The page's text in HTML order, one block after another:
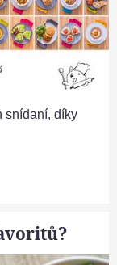
snídaní, díky